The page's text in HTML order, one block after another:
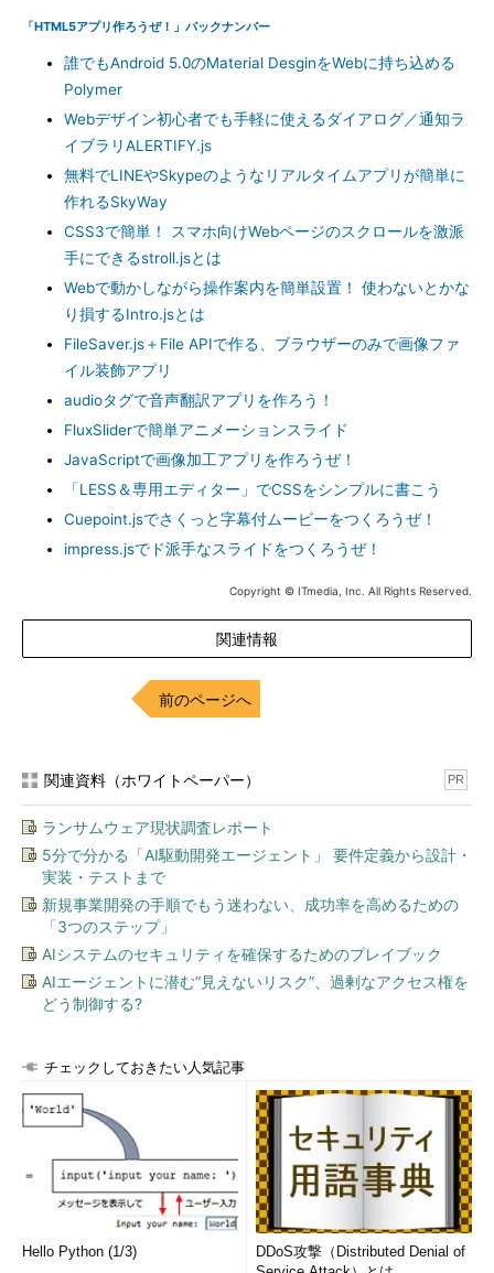
「HTML5アプリ作ろうぜ！」バックナンバー
誰でもAndroid 5.0のMaterial DesginをWebに持ち込める
Polymer
Webデザイン初心者でも手軽に使えるダイアログ／通知ラ
イブラリALERTIFY.js
無料でLINEやSkypeのようなリアルタイムアプリが簡単に
作れるSkyWay
CSS3で簡単！ スマホ向けWebページのスクロールを激派
手にできるstroll.jsとは
Webで動かしながら操作案内を簡単設置！ 使わないとかな
り損するIntro.jsとは
FileSaver.js＋File APIで作る、ブラウザーのみで画像ファ
イル装飾アプリ
audioタグで音声翻訳アプリを作ろう！
FluxSliderで簡単アニメーションスライド
JavaScriptで画像加工アプリを作ろうぜ！
「LESS＆専用エディター」でCSSをシンプルに書こう
Cuepoint.jsでさくっと字幕付ムービーをつくろうぜ！
impress.jsでド派手なスライドをつくろうぜ！
Copyright © ITmedia, Inc. All Rights Reserved.
関連情報
前のページへ
関連資料（ホワイトペーパー） PR
ランサムウェア現状調査レポート
5分で分かる「AI駆動開発エージェント」 要件定義から設計・
実装・テストまで
新規事業開発の手順でもう迷わない、成功率を高めるための
「3つのステップ」
AIシステムのセキュリティを確保するためのプレイブック
AIエージェントに潜む“見えないリスク”、過剰なアクセス権を
どう制御する?
チェックしておきたい人気記事
Hello Python (1/3)
DDoS攻撃（Distributed Denial of